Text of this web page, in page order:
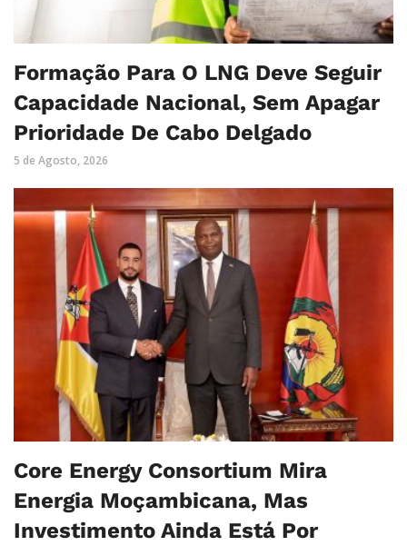
Formação Para O LNG Deve Seguir
Capacidade Nacional, Sem Apagar
Prioridade De Cabo Delgado
5 de Agosto, 2026
Core Energy Consortium Mira
Energia Moçambicana, Mas
Investimento Ainda Está Por